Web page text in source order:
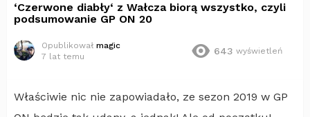
‘Czerwone diabły‘ z Wałcza biorą wszystko, czyli
podsumowanie GP ON 20
Opublikował magic
7 lat temu
643 wyświetleń
Właściwie nic nie zapowiadało, ze sezon 2019 w GP